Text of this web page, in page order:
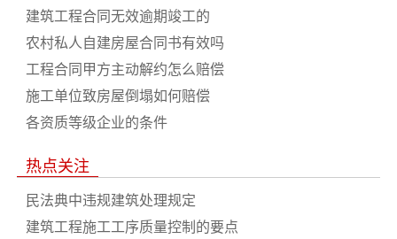
建筑工程合同无效逾期竣工的
农村私人自建房屋合同书有效吗
工程合同甲方主动解约怎么赔偿
施工单位致房屋倒塌如何赔偿
各资质等级企业的条件
热点关注
民法典中违规建筑处理规定
建筑工程施工工序质量控制的要点